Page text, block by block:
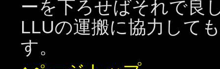
ーを下ろせばそれで良
LLUの運搬に協力して
す。